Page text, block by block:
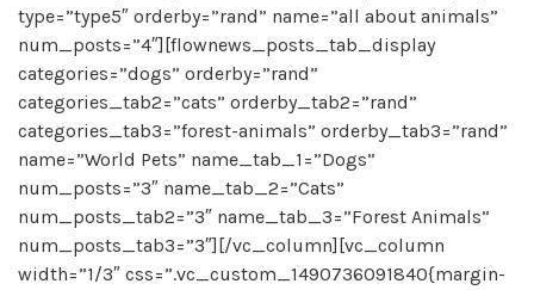
type=”type5″ orderby=”rand” name=”all about animals”
num_posts=”4″][flownews_posts_tab_display
categories=”dogs” orderby=”rand”
categories_tab2=”cats” orderby_tab2=”rand”
categories_tab3=”forest-animals” orderby_tab3=”rand”
name=”World Pets” name_tab_1=”Dogs”
num_posts=”3″ name_tab_2=”Cats”
num_posts_tab2=”3″ name_tab_3=”Forest Animals”
num_posts_tab3=”3″][/vc_column][vc_column
width=”1/3″ css=”.vc_custom_1490736091840{margin-